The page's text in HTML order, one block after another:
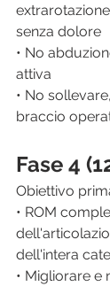
senza dolore
• No
attiva
• No
braccio
Fase 4
Obiettivo
• ROM
dell'intera
• Migliorare e